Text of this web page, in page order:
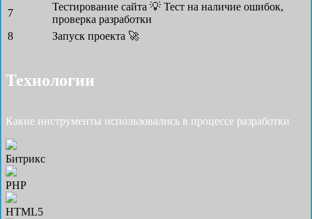
7
Тестирование сайта 💡 Тест на наличие ошибок,
проверка разработки
8
Запуск проекта 🚀
Технологии
Какие инструменты использовались в процессе разработки
Битрикс
PHP
HTML5